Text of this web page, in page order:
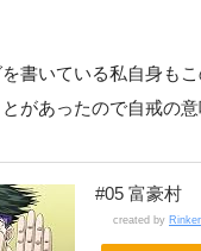
書いている私自身も
があったので自戒の意
#05 富豪村
created by Rinker